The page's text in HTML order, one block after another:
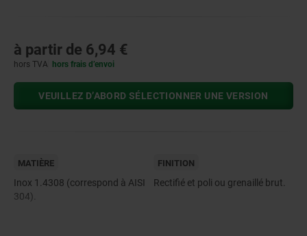
à partir de 6,94 €
hors TVA hors frais d’envoi
VEUILLEZ D’ABORD SÉLECTIONNER UNE VERSION
MATIÈRE
Inox 1.4308 (correspond à AISI
304).
FINITION
Rectifié et poli ou grenaillé brut.